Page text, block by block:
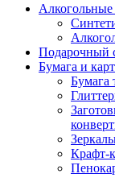
Алкогольные
Подарочный
Бумага и
Крафт-